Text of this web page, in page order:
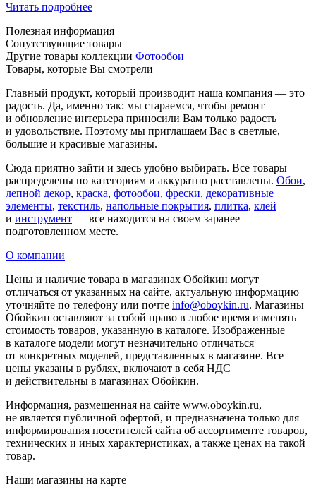
Читать подробнее
Полезная информация
Сопутствующие товары
Другие товары коллекции Фотообои
Товары, которые Вы смотрели
Главный продукт, который производит наша компания — это
радость. Да, именно так: мы стараемся, чтобы ремонт
и обновление интерьера приносили Вам только радость
и удовольствие. Поэтому мы приглашаем Вас в светлые,
большие и красивые магазины.
Сюда приятно зайти и здесь удобно выбирать. Все товары
распределены по категориям и аккуратно расставлены. Обои,
лепной декор, краска, фотообои, фрески, декоративные
элементы, текстиль, напольные покрытия, плитка, клей
и инструмент — все находится на своем заранее
подготовленном месте.
О компании
Цены и наличие товара в магазинах Обойкин могут
отличаться от указанных на сайте, актуальную информацию
уточняйте по телефону или почте info@oboykin.ru. Магазины
Обойкин оставляют за собой право в любое время изменять
стоимость товаров, указанную в каталоге. Изображенные
в каталоге модели могут незначительно отличаться
от конкретных моделей, представленных в магазине. Все
цены указаны в рублях, включают в себя НДС
и действительны в магазинах Обойкин.
Информация, размещенная на сайте www.oboykin.ru,
не является публичной офертой, и предназначена только для
информирования посетителей сайта об ассортименте товаров,
технических и иных характеристиках, а также ценах на такой
товар.
Наши магазины на карте